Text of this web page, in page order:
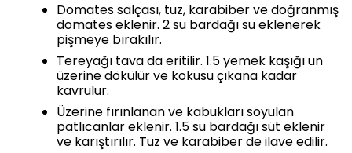
Domates salçası, tuz, karabiber ve doğranmış
domates eklenir. 2 su bardağı su eklenerek
pişmeye bırakılır.
Tereyağı tava da eritilir. 1.5 yemek kaşığı un
üzerine dökülür ve kokusu çıkana kadar
kavrulur.
Üzerine fırınlanan ve kabukları soyulan
patlıcanlar eklenir. 1.5 su bardağı süt eklenir
ve karıştırılır. Tuz ve karabiber de ilave edilir.